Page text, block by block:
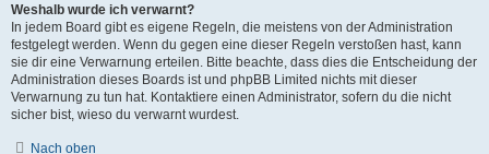
Weshalb wurde ich verwarnt?
In jedem Board gibt es eigene Regeln, die meistens von der Administration
festgelegt werden. Wenn du gegen eine dieser Regeln verstoßen hast, kann
sie dir eine Verwarnung erteilen. Bitte beachte, dass dies die Entscheidung der
Administration dieses Boards ist und phpBB Limited nichts mit dieser
Verwarnung zu tun hat. Kontaktiere einen Administrator, sofern du die nicht
sicher bist, wieso du verwarnt wurdest.
Nach oben